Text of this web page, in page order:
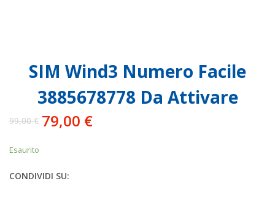
SIM Wind3 Numero Facile
3885678778 Da Attivare
99,00€
Il
originale
era:
99,00 €.
79,00 €
Il
attuale
è:
79,00 €.
Esaurito
CONDIVIDI SU: